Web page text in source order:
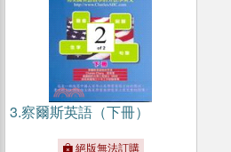
3.察爾斯英語（下冊）
絕版無法訂購